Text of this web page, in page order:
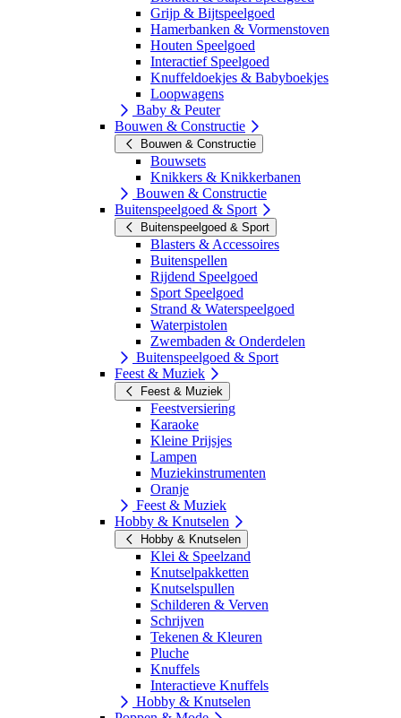
Grijp & Bijtspeelgoed
Hamerbanken & Vormenstoven
Houten Speelgoed
Interactief Speelgoed
Knuffeldoekjes & Babyboekjes
Loopwagens
Baby & Peuter
Bouwen & Constructie
Bouwen & Constructie
Bouwsets
Knikkers & Knikkerbanen
Bouwen & Constructie
Buitenspeelgoed & Sport
Buitenspeelgoed & Sport
Blasters & Accessoires
Buitenspellen
Rijdend Speelgoed
Sport Speelgoed
Strand & Waterspeelgoed
Waterpistolen
Zwembaden & Onderdelen
Buitenspeelgoed & Sport
Feest & Muziek
Feest & Muziek
Feestversiering
Karaoke
Kleine Prijsjes
Lampen
Muziekinstrumenten
Oranje
Feest & Muziek
Hobby & Knutselen
Hobby & Knutselen
Klei & Speelzand
Knutselpakketten
Knutselspullen
Schilderen & Verven
Schrijven
Tekenen & Kleuren
Pluche
Knuffels
Interactieve Knuffels
Hobby & Knutselen